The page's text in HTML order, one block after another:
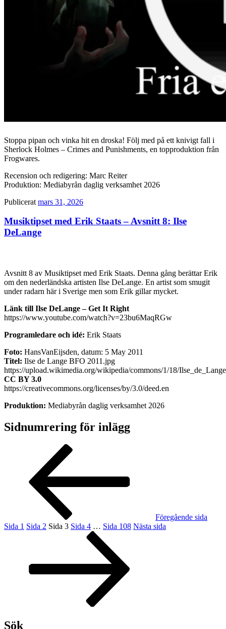
Stoppa pipan och vinka hit en droska! Följ med på ett knivigt fall i
Sherlock Holmes – Crimes and Punishments, en topproduktion från
Frogwares.
Recension och redigering: Marc Reiter
Produktion: Mediabyrån daglig verksamhet 2026
Publicerat mars 31, 2026
Musiktipset med Erik Staats – Avsnitt 8: Ilse
DeLange
Avsnitt 8 av Musiktipset med Erik Staats. Denna gång berättar Erik
om den nederländska artisten Ilse DeLange. En artist som smugit
under radarn här i Sverige men som Erik gillar mycket.
Länk till Ilse DeLange – Get It Right
https://www.youtube.com/watch?v=23bu6MaqRGw
Programledare och idé: Erik Staats
Foto: HansVanEijsden, datum: 5 May 2011
Titel: Ilse de Lange BFO 2011.jpg
https://upload.wikimedia.org/wikipedia/commons/1/18/
CC BY 3.0
https://creativecommons.org/licenses/by/3.0/deed.en
Produktion: Mediabyrån daglig verksamhet 2026
Sidnumrering för inlägg
Föregående sida
Sida 1 Sida 2 Sida 3 Sida 4 … Sida 108 Nästa sida
Sök